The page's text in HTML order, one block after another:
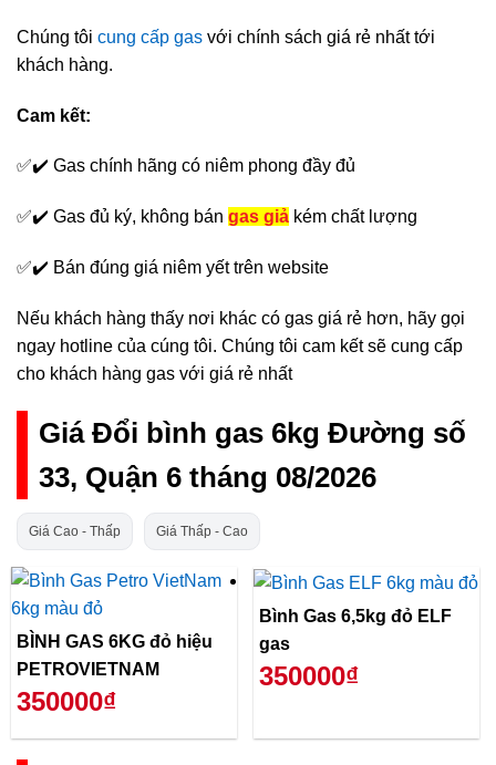
Chúng tôi cung cấp gas với chính sách giá rẻ nhất tới
khách hàng.
Cam kết:
✅✔️ Gas chính hãng có niêm phong đầy đủ
✅✔️ Gas đủ ký, không bán gas giả kém chất lượng
✅✔️ Bán đúng giá niêm yết trên website
Nếu khách hàng thấy nơi khác có gas giá rẻ hơn, hãy gọi
ngay hotline của cúng tôi. Chúng tôi cam kết sẽ cung cấp
cho khách hàng gas với giá rẻ nhất
Giá Đổi bình gas 6kg Đường số
33, Quận 6 tháng 08/2026
Giá Cao - Thấp Giá Thấp - Cao
BÌNH GAS 6KG đỏ hiệu
PETROVIETNAM
350000₫
Bình Gas 6,5kg đỏ ELF
gas
350000₫